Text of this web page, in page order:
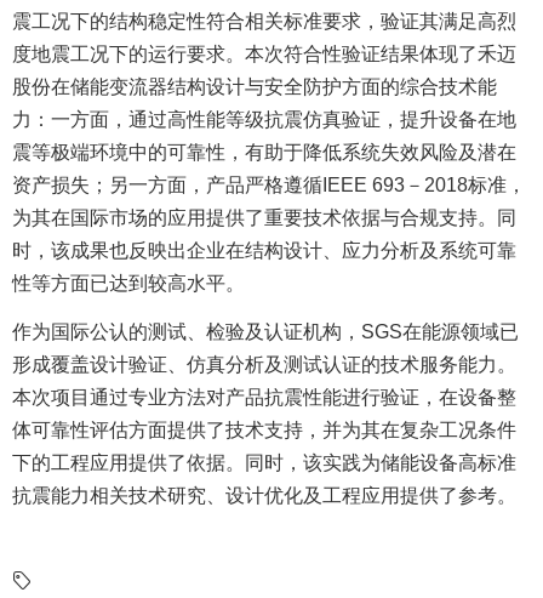
震工况下的结构稳定性符合相关标准要求，验证其满足高烈
度地震工况下的运行要求。本次符合性验证结果体现了禾迈
股份在储能变流器结构设计与安全防护方面的综合技术能
力：一方面，通过高性能等级抗震仿真验证，提升设备在地
震等极端环境中的可靠性，有助于降低系统失效风险及潜在
资产损失；另一方面，产品严格遵循IEEE 693－2018标准，
为其在国际市场的应用提供了重要技术依据与合规支持。同
时，该成果也反映出企业在结构设计、应力分析及系统可靠
性等方面已达到较高水平。
作为国际公认的测试、检验及认证机构，SGS在能源领域已
形成覆盖设计验证、仿真分析及测试认证的技术服务能力。
本次项目通过专业方法对产品抗震性能进行验证，在设备整
体可靠性评估方面提供了技术支持，并为其在复杂工况条件
下的工程应用提供了依据。同时，该实践为储能设备高标准
抗震能力相关技术研究、设计优化及工程应用提供了参考。